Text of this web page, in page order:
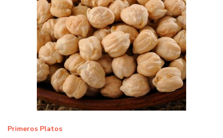
Primeros Platos